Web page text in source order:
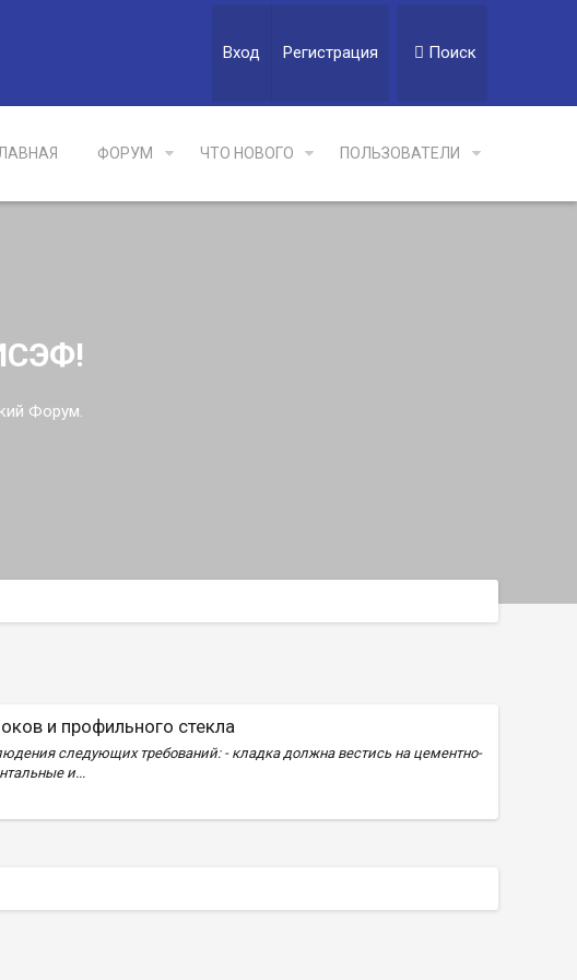
Вход Регистрация Поиск
ФОРУМ ЧТО НОВОГО ПОЛЬЗОВАТЕЛИ
Форум.
и профильного стекла
следующих требований: - кладка должна вестись на цементно-
и...